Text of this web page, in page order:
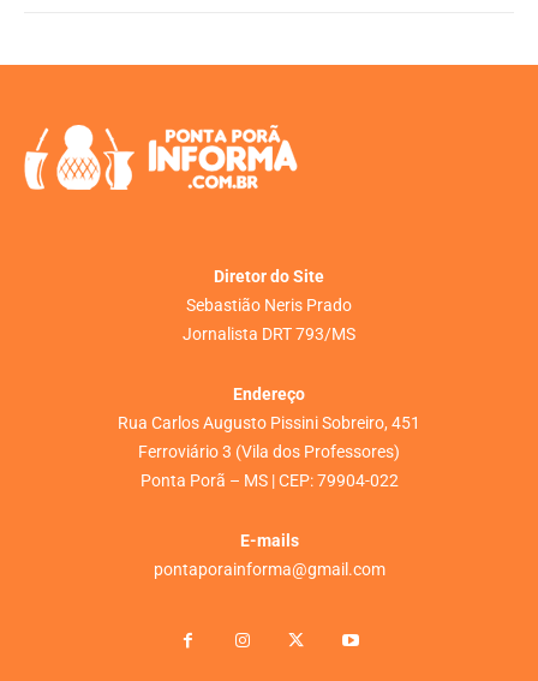
Diretor do Site
Sebastião Neris Prado
Jornalista DRT 793/MS
Endereço
Rua Carlos Augusto Pissini Sobreiro, 451
Ferroviário 3 (Vila dos Professores)
Ponta Porã – MS | CEP: 79904-022
E-mails
pontaporainforma@gmail.com